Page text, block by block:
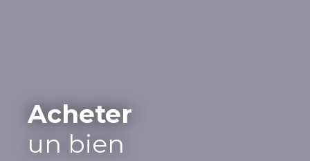
Acheter
un bien